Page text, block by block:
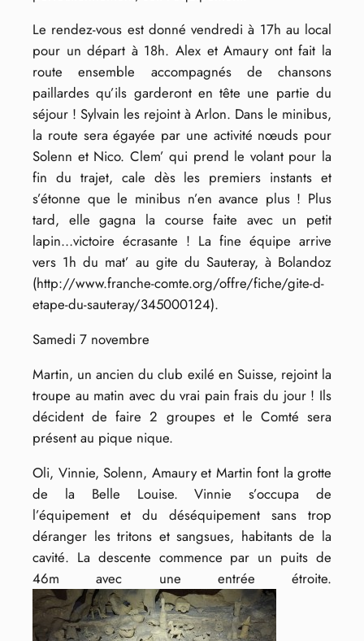
Le rendez-vous est donné vendredi à 17h au local
pour un départ à 18h. Alex et Amaury ont fait la
route ensemble accompagnés de chansons
paillardes qu’ils garderont en tête une partie du
séjour ! Sylvain les rejoint à Arlon. Dans le minibus,
la route sera égayée par une activité nœuds pour
Solenn et Nico. Clem’ qui prend le volant pour la
fin du trajet, cale dès les premiers instants et
s’étonne que le minibus n’en avance plus ! Plus
tard, elle gagna la course faite avec un petit
lapin…victoire écrasante ! La fine équipe arrive
vers 1h du mat’ au gite du Sauteray, à Bolandoz
(http://www.franche-comte.org/offre/fiche/gite-d-
etape-du-sauteray/345000124).
Samedi 7 novembre
Martin, un ancien du club exilé en Suisse, rejoint la
troupe au matin avec du vrai pain frais du jour ! Ils
décident de faire 2 groupes et le Comté sera
présent au pique nique.
Oli, Vinnie, Solenn, Amaury et Martin font la grotte
de la Belle Louise. Vinnie s’occupa de
l’équipement et du déséquipement sans trop
déranger les tritons et sangsues, habitants de la
cavité. La descente commence par un puits de
46m avec une entrée étroite.